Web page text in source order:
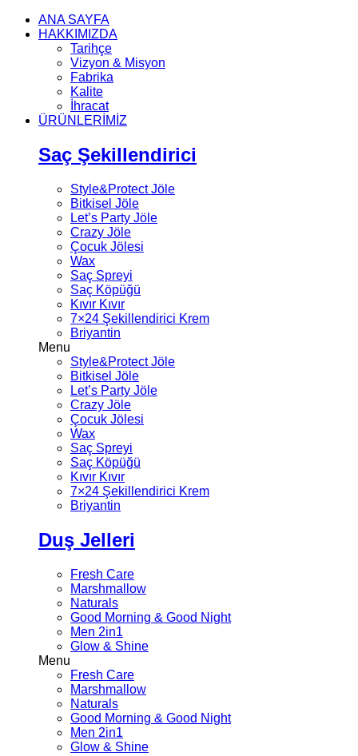
ANA SAYFA
HAKKIMIZDA
Tarihçe
Vizyon & Misyon
Fabrika
Kalite
İhracat
ÜRÜNLERİMİZ
Saç Şekillendirici
Style&Protect Jöle
Bitkisel Jöle
Let’s Party Jöle
Crazy Jöle
Çocuk Jölesi
Wax
Saç Spreyi
Saç Köpüğü
Kıvır Kıvır
7×24 Şekillendirici Krem
Briyantin
Menu
Style&Protect Jöle
Bitkisel Jöle
Let’s Party Jöle
Crazy Jöle
Çocuk Jölesi
Wax
Saç Spreyi
Saç Köpüğü
Kıvır Kıvır
7×24 Şekillendirici Krem
Briyantin
Duş Jelleri
Fresh Care
Marshmallow
Naturals
Good Morning & Good Night
Men 2in1
Glow & Shine
Menu
Fresh Care
Marshmallow
Naturals
Good Morning & Good Night
Men 2in1
Glow & Shine